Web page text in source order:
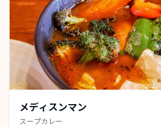
メディスンマン
スープカレー